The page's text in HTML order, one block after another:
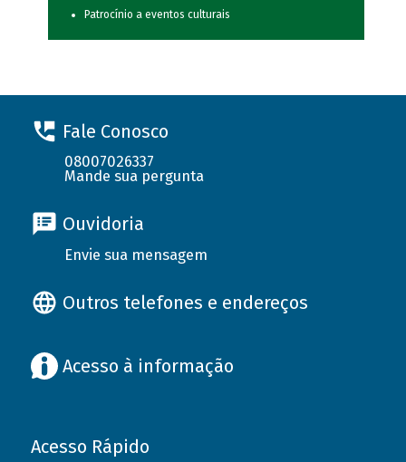
Patrocínio a eventos culturais
Fale Conosco
08007026337
Mande sua pergunta
Ouvidoria
Envie sua mensagem
Outros telefones e endereços
Acesso à informação
Acesso Rápido